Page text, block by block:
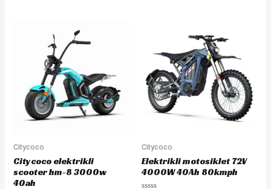
Citycoco
Citycoco elektrikli
scooter hm-8 3000w
40ah
Citycoco
Elektrikli motosiklet 72V
4000W 40Ah 80kmph